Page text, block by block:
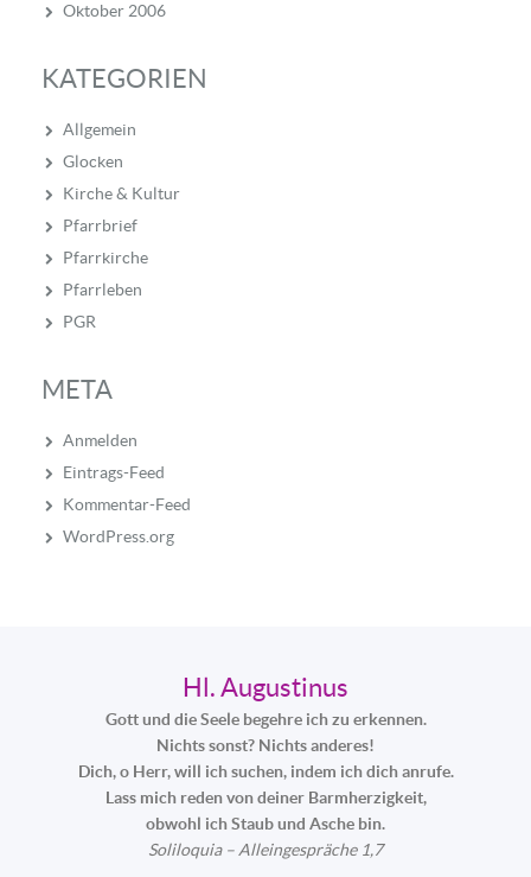
Oktober 2006
KATEGORIEN
Allgemein
Glocken
Kirche & Kultur
Pfarrbrief
Pfarrkirche
Pfarrleben
PGR
META
Anmelden
Eintrags-Feed
Kommentar-Feed
WordPress.org
Hl. Augustinus
Gott und die Seele begehre ich zu erkennen.
Nichts sonst? Nichts anderes!
Dich, o Herr, will ich suchen, indem ich dich anrufe.
Lass mich reden von deiner Barmherzigkeit,
obwohl ich Staub und Asche bin.
Soliloquia – Alleingespräche 1,7